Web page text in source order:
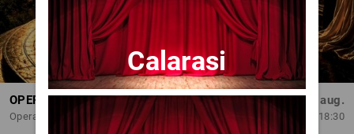
OPERA BRAȘOV ESTIVAL – ROMANCE & CINEMA - CONCERT
Opera Brasov
Sâm, 29 aug.
18:30
Calarasi